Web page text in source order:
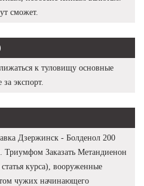
сможет.
к туловищу основные
экспорт.
Дзержинск - Болденол 200
Триумфом Заказать Метандиенон
курса), вооруженные
чужих начинающего